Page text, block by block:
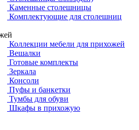
Каменные столешницы
Комплектующие для столешниц
Коллекции мебели для прихожей
Вешалки
Готовые комплекты
Зеркала
Консоли
Пуфы и банкетки
Тумбы для обуви
Шкафы в прихожую